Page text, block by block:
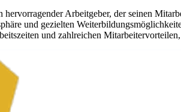
Arbeitgeber, der seinen
und gezielten
und zahlreichen